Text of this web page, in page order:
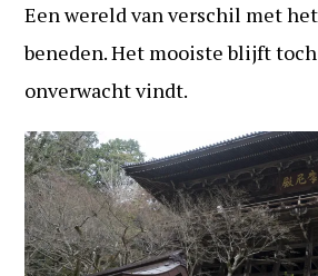
Een wereld van verschil met
beneden. Het mooiste blijft
onverwacht vindt.